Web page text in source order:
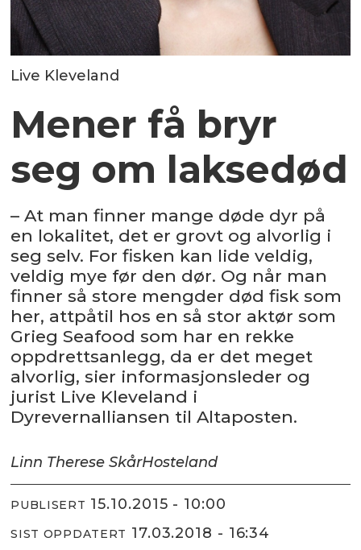
Live Kleveland
Mener få bryr
seg om laksedød
– At man finner mange døde dyr på
en lokalitet, det er grovt og alvorlig i
seg selv. For fisken kan lide veldig,
veldig mye før den dør. Og når man
finner så store mengder død fisk som
her, attpåtil hos en så stor aktør som
Grieg Seafood som har en rekke
oppdrettsanlegg, da er det meget
alvorlig, sier informasjonsleder og
jurist Live Kleveland i
Dyrevernalliansen til Altaposten.
Linn Therese SkårHosteland
PUBLISERT 15.10.2015 - 10:00
SIST OPPDATERT 17.03.2018 - 16:34